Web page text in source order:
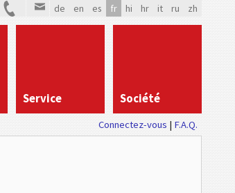
de en es fr hi hr it ru zh
Service Société
Connectez-vous | F.A.Q.